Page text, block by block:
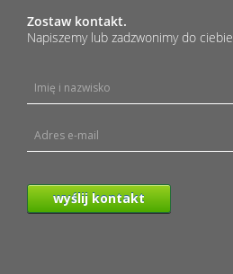
Zostaw kontakt.
Napiszemy lub zadzwonimy do ciebie
wyślij kontakt